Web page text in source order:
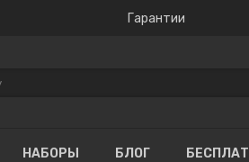
Гарантии
НАБОРЫ БЛОГ